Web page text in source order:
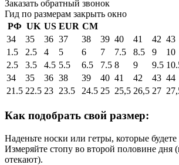
Заказать обратный звонок
Гид по размерам закрыть окно
РФ UK US EUR СМ
34
35 36 37 38 39 40 41 42 43
1.5
2.5 4 5 6 7 7.5 8.5 9 10
2.5
3.5 4.5 5.5 6.5 7.5 8 9 9.5
34
35 36 38 39 40 41 42 43 44
21.5 22.5 23 23.5 24.5 25 25,5 26,5 27
Как подобрать свой размер:
Наденьте носки или гетры, которые
Измеряйте стопу во второй половине дня
отекают).